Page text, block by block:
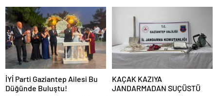
İYİ Parti Gaziantep Ailesi Bu
Düğünde Buluştu!
KAÇAK KAZIYA
JANDARMADAN SUÇÜSTÜ